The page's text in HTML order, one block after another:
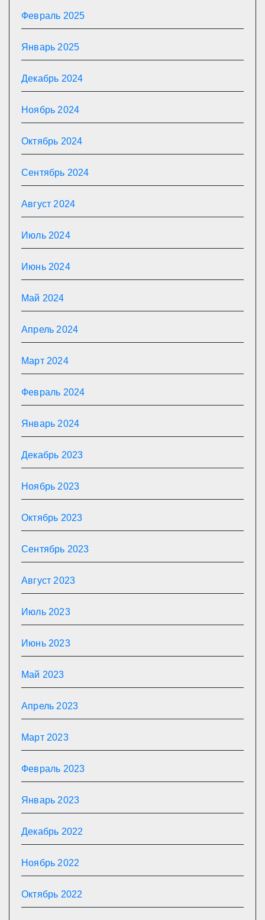
Февраль 2025
Январь 2025
Декабрь 2024
Ноябрь 2024
Октябрь 2024
Сентябрь 2024
Август 2024
Июль 2024
Июнь 2024
Май 2024
Апрель 2024
Март 2024
Февраль 2024
Январь 2024
Декабрь 2023
Ноябрь 2023
Октябрь 2023
Сентябрь 2023
Август 2023
Июль 2023
Июнь 2023
Май 2023
Апрель 2023
Март 2023
Февраль 2023
Январь 2023
Декабрь 2022
Ноябрь 2022
Октябрь 2022